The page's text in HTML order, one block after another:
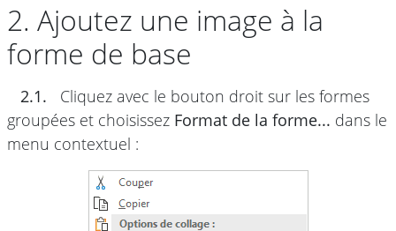
2. Ajoutez une image à la
forme de base
2.1.
Cliquez avec le bouton droit sur les formes
groupées et choisissez Format de la forme... dans le
menu contextuel :